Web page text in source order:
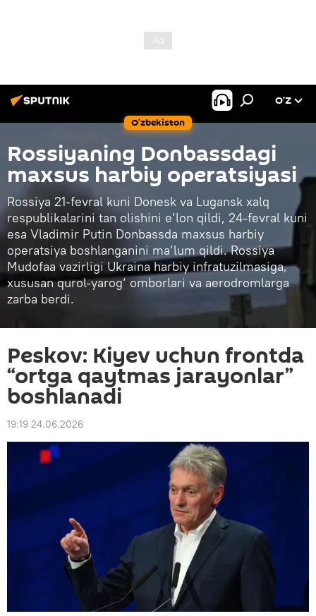
O‘zbekiston
O’Z
Rossiyaning Donbassdagi
maxsus harbiy operatsiyasi
Rossiya 21-fevral kuni Donesk va Lugansk xalq
respublikalarini tan olishini e’lon qildi, 24-fevral kuni
esa Vladimir Putin Donbassda maxsus harbiy
operatsiya boshlanganini ma’lum qildi. Rossiya
Mudofaa vazirligi Ukraina harbiy infratuzilmasiga,
xususan qurol-yarog‘ omborlari va aerodromlarga
zarba berdi.
Peskov: Kiyev uchun frontda
“ortga qaytmas jarayonlar”
boshlanadi
19:19 24.06.2026